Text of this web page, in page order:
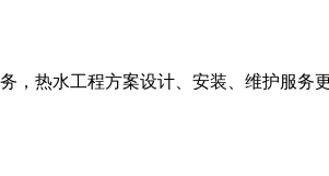
，热水工程方案设计、安装、维护服务